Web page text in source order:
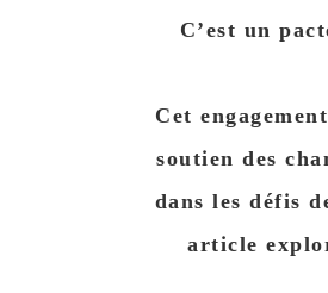
C’est un
Cet
soutien des
dans les défis
article